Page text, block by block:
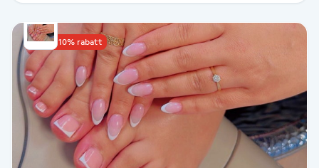
Ombre brows
Ombre naglar
Optiker
Ortobionomi
Upp till 10% rabatt